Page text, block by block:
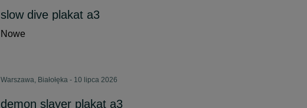
slow dive plakat a3
Nowe
Warszawa, Białołęka - 10 lipca 2026
demon slayer plakat a3